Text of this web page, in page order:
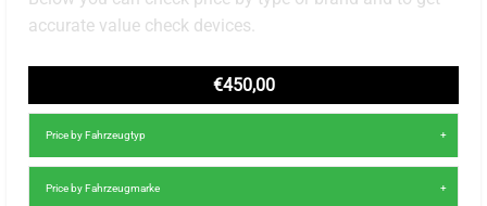
accurate value check devices.
€450,00
Price by Fahrzeugtyp
Price by Fahrzeugmarke